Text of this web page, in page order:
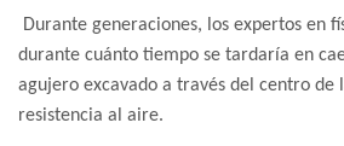
Durante generaciones, los expertos en
durante cuánto tiempo se tardaría en
agujero excavado a través del centro
resistencia al aire.